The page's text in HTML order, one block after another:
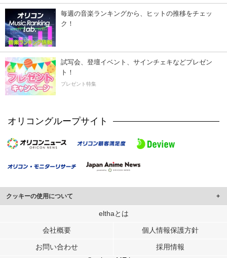
毎週の音楽ランキングから、ヒットの推移をチェッ
ク！
試写会、登壇イベント、サインチェキなどプレゼン
ト！
プレゼント特集
オリコングループサイト
クッキーの使用について
このサイトでは Cookie を使用して、ユーザーに合わせたコンテンツや広告の
行っています。
メディアや広告配信、データ解析の各パートナーに提供しています。
各パートナーは、この情報とユーザーが各パートナーに提供した他の情報や、
elthaとは
会社概要 個人情報保護方針
お問い合わせ
採用情報